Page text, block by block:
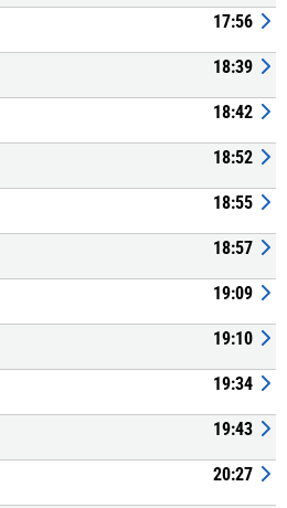
17:56
18:39
18:42
18:52
18:55
18:57
19:09
19:10
19:34
19:43
20:27